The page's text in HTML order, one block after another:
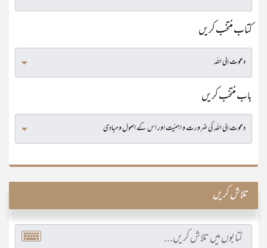
کتاب منتخب کریں
باب منتخب کریں
تلاش کریں